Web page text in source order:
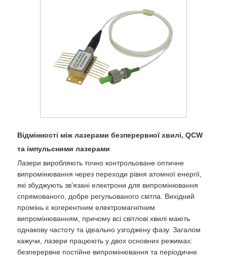
Відмінності між лазерами безперервної хвилі, QCW
та імпульсними лазерами
Лазери виробляють точно контрольоване оптичне
випромінювання через переходи рівня атомної енергії,
які збуджують зв’язані електрони для випромінювання
спрямованого, добре регульованого світла. Вихідний
промінь є когерентним електромагнітним
випромінюванням, причому всі світлові хвилі мають
однакову частоту та ідеально узгоджену фазу. Загалом
кажучи, лазери працюють у двох основних режимах:
безперервне постійне випромінювання та періодичне